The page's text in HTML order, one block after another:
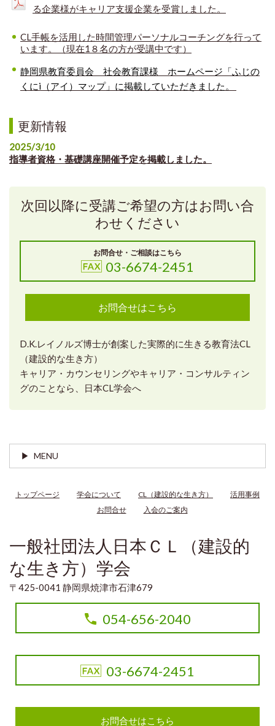
る企業様がキャリア支援企業を受賞しました。
CL手帳を活用した時間管理パーソナルコーチングを行って
います。（現在1８名の方が受講中です）
静岡県教育委員会 社会教育課様 ホームページ「ふじの
くにi（アイ）マップ」に掲載していただきました。
更新情報
2025/3/10
指導者資格・基礎講座開催予定を掲載しました。
次回以降に受講ご希望の方はお問い合
わせください
お問合せ・ご相談はこちら
03-6674-2451
お問合せはこちら
D.K.レイノルズ博士が創案した実際的に生きる教育法CL
（建設的な生き方）
キャリア・カウンセリングやキャリア・コンサルティン
グのことなら、日本CL学会へ
MENU
トップページ 学会について CL（建設的な生き方）
活用事例
お問合せ
入会のご案内
一般社団法人日本ＣＬ（建設的
な生き方）学会
〒425-0041 静岡県焼津市石津679
054-656-2040
03-6674-2451
お問合せはこちら